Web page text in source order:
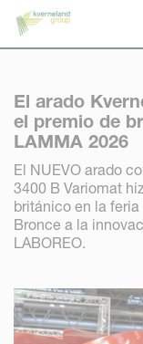
El arado
el premio de
LAMMA 2026
El NUEVO arado
3400 B Variomat
británico en la
Bronce a la
LABOREO.
Panel de gestión de